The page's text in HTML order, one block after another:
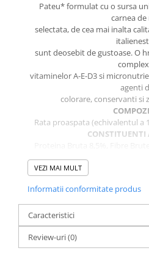
Pateu* formulat cu o sursa
carnea de
selectata, de cea mai inalta
sunt deosebit de gustoase. O
vitaminelor A-E-D3 si
agenti
colorare, conservanti si
Rata proaspata (echivalentul a
CONSTITUENTI
Cenusa Bruta 1,5%,
ADITIVI (PER KG):
(Zinc) 25 mg, E2
E5 (Mangan) 1,25
CANTITATEA ZILNICA
Greutate caine 4-8 kg –
Greutate caine 9-14 kg –
Greutate caine 15-24 kg –
VEZI MAI MULT
Informatii conformitate produs
Caracteristici
Review-uri(0)